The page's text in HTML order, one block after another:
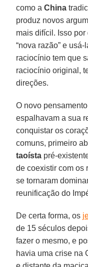
como aChina
produz novos
mais difícil. Isso
“nova razão” e
raciocínio tem que
raciocínio original,
direções.
O novo
espalhavam a sua
conquistar os
comuns, primeiro
taoísta pré-
de coexistir com os
se tornaram
reunificação do
De certa forma, os
de 15 séculos
fazer o mesmo, e
havia uma crise na